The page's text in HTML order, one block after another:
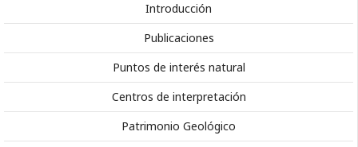
Introducción
Publicaciones
Puntos de interés natural
Centros de interpretación
Patrimonio Geológico